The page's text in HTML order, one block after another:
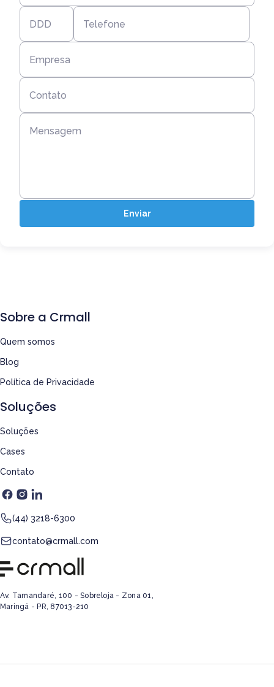
DDD Telefone
Empresa
Contato
Mensagem
Enviar
Av. Tamandaré, 100 - Sobreloja - Zona 01,
Maringá - PR, 87013-210
Soluções
Soluções
Cases
Contato
Sobre a Crmall
Quem somos
Blog
Política de Privacidade
(44) 3218-6300
contato@crmall.com